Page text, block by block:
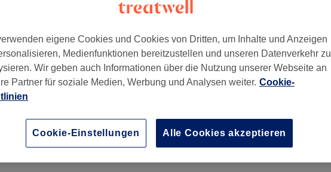
geschrieben.
Sauberkeit
eigene Cookies und Cookies von Dritten, um Inhalte und Anzeigen
Medienfunktionen bereitzustellen und unseren Datenverkehr zu
Wir geben auch Informationen über die Nutzung unserer Webseite an
Partner für soziale Medien, Werbung und Analysen weiter. Cookie-
Cookie-Einstellungen Alle Cookies akzeptieren